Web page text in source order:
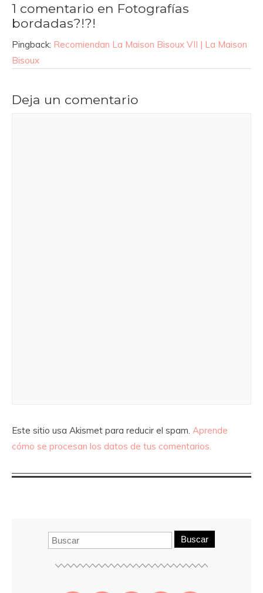
1 comentario en Fotografías
bordadas?!?!
Pingback: Recomiendan La Maison Bisoux VII | La Maison
Bisoux
Deja un comentario
Este sitio usa Akismet para reducir el spam. Aprende
cómo se procesan los datos de tus comentarios.
Buscar